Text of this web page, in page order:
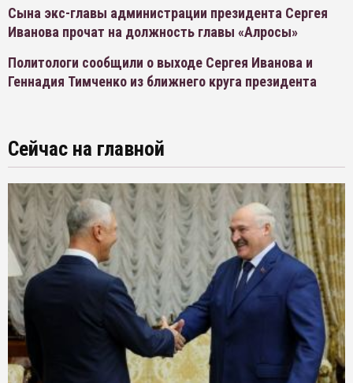
Сына экс-главы администрации президента Сергея
Иванова прочат на должность главы «Алросы»
Политологи сообщили о выходе Сергея Иванова и
Геннадия Тимченко из ближнего круга президента
Сейчас на главной